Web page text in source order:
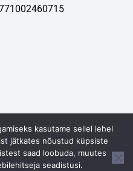
OÜ © 2026
kasutame sellel lehel
jätkates nõustud küpsiste
saad loobuda, muutes
seadistusi.